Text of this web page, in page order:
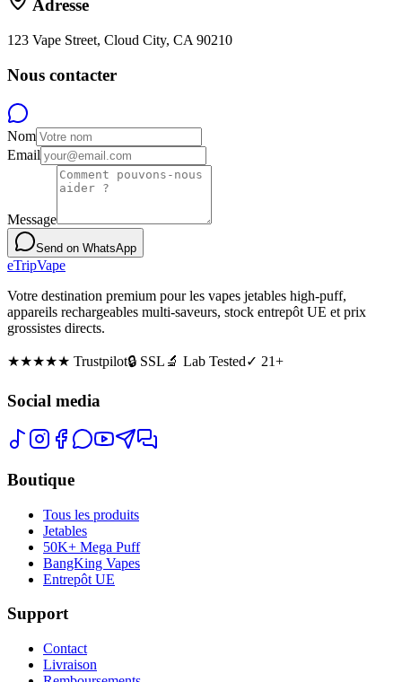
Adresse
123 Vape Street, Cloud City, CA 90210
Nous contacter
Nom
Email
Message
Send on WhatsApp
eTripVape
Votre destination premium pour les vapes jetables high-puff,
appareils rechargeables multi-saveurs, stock entrepôt UE et prix
grossistes directs.
★★★★★ Trustpilot🔒 SSL 🔬 Lab Tested✓ 21+
Social media
Boutique
Tous les produits
Jetables
50K+ Mega Puff
BangKing Vapes
Entrepôt UE
Support
Contact
Livraison